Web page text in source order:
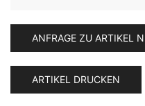
ANFRAGE ZU ARTIKEL
ARTIKEL DRUCKEN